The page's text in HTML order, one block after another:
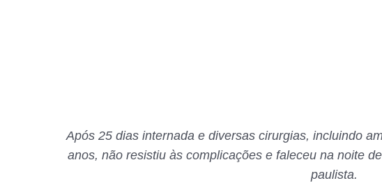
Após 25 dias internada e diversas cirurgias, incluindo
anos, não resistiu às complicações e faleceu na noite
paulista.